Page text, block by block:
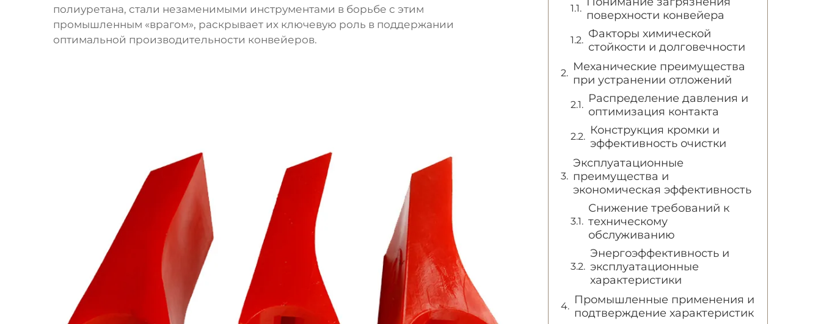
полиуретана, стали незаменимыми инструментами в борьбе с этим
промышленным «врагом», раскрывает их ключевую роль в поддержании
оптимальной производительности конвейеров.
поверхности конвейера
Факторы химической
стойкости и долговечности
Механические преимущества
при устранении отложений
Распределение давления и
оптимизация контакта
Конструкция кромки и
эффективность очистки
Эксплуатационные
преимущества и
экономическая эффективность
Снижение требований к
техническому
обслуживанию
Энергоэффективность и
эксплуатационные
характеристики
Промышленные применения и
подтверждение характеристик